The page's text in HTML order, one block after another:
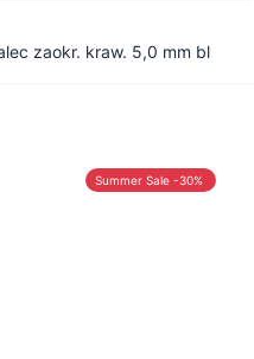
zaokr. kraw. 5,0 mm bl
Summer Sale -30%